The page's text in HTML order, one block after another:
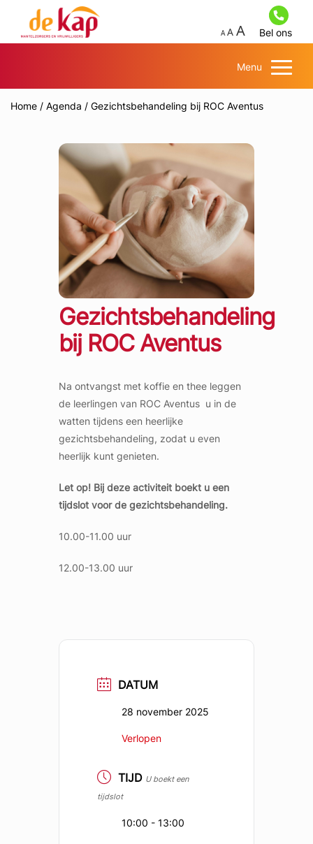
Bel ons
Menu
Home / Agenda / Gezichtsbehandeling bij ROC Aventus
Gezichtsbehandeling
bij ROC Aventus
Na ontvangst met koffie en thee leggen
de leerlingen van ROC Aventus u in de
watten tijdens een heerlijke
gezichtsbehandeling, zodat u even
heerlijk kunt genieten.
Let op! Bij deze activiteit boekt u een
tijdslot voor de gezichtsbehandeling.
10.00-11.00 uur
12.00-13.00 uur
DATUM
28 november 2025
Verlopen
TIJD U boekt een
tijdslot
10:00 - 13:00